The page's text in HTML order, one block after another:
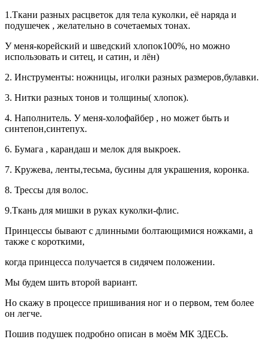
1.Ткани разных расцветок для тела куколки, её наряда и
подушечек , желательно в сочетаемых тонах.
У меня-корейский и шведский хлопок100%, но можно
использовать и ситец, и сатин, и лён)
2. Инструменты: ножницы, иголки разных размеров,булавки.
3. Нитки разных тонов и толщины( хлопок).
4. Наполнитель. У меня-холофайбер , но может быть и
синтепон,синтепух.
6. Бумага , карандаш и мелок для выкроек.
7. Кружева, ленты,тесьма, бусины для украшения, коронка.
8. Трессы для волос.
9.Ткань для мишки в руках куколки-флис.
Принцессы бывают с длинными болтающимися ножками, а
также с короткими,
когда принцесса получается в сидячем положении.
Мы будем шить второй вариант.
Но скажу в процессе пришивания ног и о первом, тем более
он легче.
Пошив подушек подробно описан в моём МК ЗДЕСЬ.